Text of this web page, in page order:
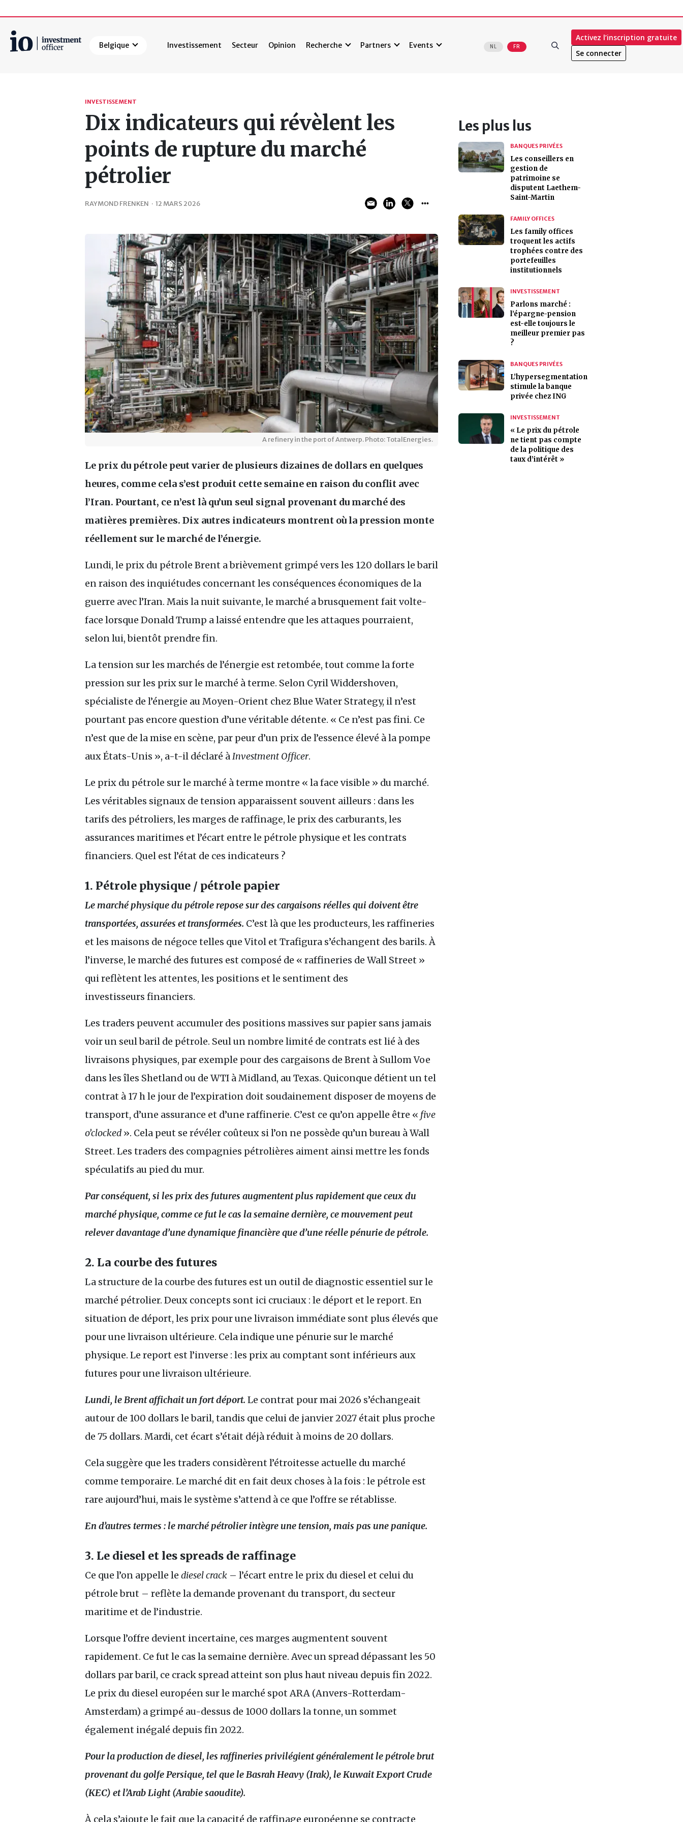
Belgique Investissement Secteur Opinion Recherche Partners Events NL FR
Activez l’inscription gratuite
Se connecter
INVESTISSEMENT
Dix indicateurs qui révèlent les
points de rupture du marché
pétrolier
RAYMOND FRENKEN · 12 MARS 2026
A refinery in the port of Antwerp. Photo: TotalEnergies.
Le prix du pétrole peut varier de plusieurs dizaines de dollars en quelques
heures, comme cela s’est produit cette semaine en raison du conflit avec
l’Iran. Pourtant, ce n’est là qu’un seul signal provenant du marché des
matières premières. Dix autres indicateurs montrent où la pression monte
réellement sur le marché de l’énergie.
Lundi, le prix du pétrole Brent a brièvement grimpé vers les 120 dollars le baril
en raison des inquiétudes concernant les conséquences économiques de la
guerre avec l’Iran. Mais la nuit suivante, le marché a brusquement fait volte-
face lorsque Donald Trump a laissé entendre que les attaques pourraient,
selon lui, bientôt prendre fin.
La tension sur les marchés de l’énergie est retombée, tout comme la forte
pression sur les prix sur le marché à terme. Selon Cyril Widdershoven,
spécialiste de l’énergie au Moyen-Orient chez Blue Water Strategy, il n’est
pourtant pas encore question d’une véritable détente. « Ce n’est pas fini. Ce
n’est que de la mise en scène, par peur d’un prix de l’essence élevé à la pompe
aux États-Unis », a-t-il déclaré àInvestment Officer.
Le prix du pétrole sur le marché à terme montre « la face visible » du marché.
Les véritables signaux de tension apparaissent souvent ailleurs : dans les
tarifs des pétroliers, les marges de raffinage, le prix des carburants, les
assurances maritimes et l’écart entre le pétrole physique et les contrats
financiers. Quel est l’état de ces indicateurs ?
1. Pétrole physique / pétrole papier
Le marché physique du pétrole repose sur des cargaisons réelles qui doivent être
transportées, assurées et transformées. C’est là que les producteurs, les raffineries
et les maisons de négoce telles que Vitol et Trafigura s’échangent des barils. À
l’inverse, le marché des futures est composé de « raffineries de Wall Street »
qui reflètent les attentes, les positions et le sentiment des
investisseurs financiers.
Les traders peuvent accumuler des positions massives sur papier sans jamais
voir un seul baril de pétrole. Seul un nombre limité de contrats est lié à des
livraisons physiques, par exemple pour des cargaisons de Brent à Sullom Voe
dans les îles Shetland ou de WTI à Midland, au Texas. Quiconque détient un tel
contrat à 17 h le jour de l’expiration doit soudainement disposer de moyens de
transport, d’une assurance et d’une raffinerie. C’est ce qu’on appelle être « five
o’clocked ». Cela peut se révéler coûteux si l’on ne possède qu’un bureau à Wall
Street. Les traders des compagnies pétrolières aiment ainsi mettre les fonds
spéculatifs au pied du mur.
Par conséquent, si les prix des futures augmentent plus rapidement que ceux du
marché physique, comme ce fut le cas la semaine dernière, ce mouvement peut
relever davantage d’une dynamique financière que d’une réelle pénurie de pétrole.
2. La courbe des futures
La structure de la courbe des futures est un outil de diagnostic essentiel sur le
marché pétrolier. Deux concepts sont ici cruciaux : le déport et le report. En
situation de déport, les prix pour une livraison immédiate sont plus élevés que
pour une livraison ultérieure. Cela indique une pénurie sur le marché
physique. Le report est l’inverse : les prix au comptant sont inférieurs aux
futures pour une livraison ultérieure.
Lundi, le Brent affichait un fort déport. Le contrat pour mai 2026 s’échangeait
autour de 100 dollars le baril, tandis que celui de janvier 2027 était plus proche
de 75 dollars. Mardi, cet écart s’était déjà réduit à moins de 20 dollars.
Cela suggère que les traders considèrent l’étroitesse actuelle du marché
comme temporaire. Le marché dit en fait deux choses à la fois : le pétrole est
rare aujourd’hui, mais le système s’attend à ce que l’offre se rétablisse.
En d’autres termes : le marché pétrolier intègre une tension, mais pas une panique.
3. Le diesel et les spreads de raffinage
Ce que l’on appelle le diesel crack – l’écart entre le prix du diesel et celui du
pétrole brut – reflète la demande provenant du transport, du secteur
maritime et de l’industrie.
Lorsque l’offre devient incertaine, ces marges augmentent souvent
rapidement. Ce fut le cas la semaine dernière. Avec un spread dépassant les 50
dollars par baril, ce crack spread atteint son plus haut niveau depuis fin 2022.
Le prix du diesel européen sur le marché spotARA (Anvers-Rotterdam-
Amsterdam) a grimpé au-dessus de 1000 dollars la tonne, un sommet
également inégalé depuis fin 2022.
Pour la production de diesel, les raffineries privilégient généralement le pétrole brut
provenant du golfe Persique, tel que le Basrah Heavy (Irak), le Kuwait Export Crude
(KEC) et l’Arab Light (Arabie saoudite).
À cela s’ajoute le fait que la capacité de raffinage européenne se contracte
Les plus lus
BANQUES PRIVÉES
Les conseillers en
gestion de
patrimoine se
disputent Laethem-
Saint-Martin
FAMILY OFFICES
Les family offices
troquent les actifs
trophées contre des
portefeuilles
institutionnels
INVESTISSEMENT
Parlons marché :
l’épargne-pension
est-elle toujours le
meilleur premier pas
?
BANQUES PRIVÉES
L’hypersegmentation
stimule la banque
privée chez ING
INVESTISSEMENT
« Le prix du pétrole
ne tient pas compte
de la politique des
taux d’intérêt »